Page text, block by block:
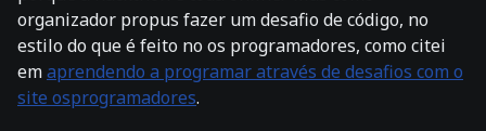
organizador propus fazer um desafio de código, no
estilo do que é feito no os programadores, como citei
emaprendendo a programar através de desafios com o
site osprogramadores.